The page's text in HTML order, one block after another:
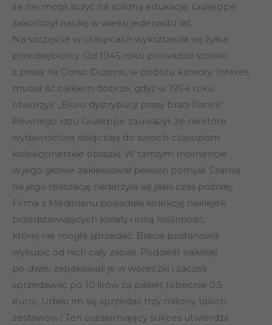
że nie mogli liczyć na solidną edukację. Giuseppe
zakończył naukę w wieku jedenastu lat.
Na szczęście w chłopcach wykształciła się żyłka
przedsiębiorcy. Od 1945 roku prowadzili stoisko
z prasą na Corso Duomo, w pobliżu katedry. Interes
musiał iść całkiem dobrze, gdyż w 1954 roku
otworzyli: „Biuro dystrybucji prasy braci Panini”.
Pewnego razu Giuseppe zauważył, że niektóre
wydawnictwa dołączają do swoich czasopism
kolekcjonerskie obrazki. W tamtym momencie
w jego głowie zakiełkował pewien pomysł. Szansa
na jego realizację nadarzyła się jakiś czas później.
Firma z Mediolanu posiadała kolekcję naklejek
przedstawiających kwiaty i inną roślinność,
której nie mogła sprzedać. Bracia postanowili
wykupić od nich cały zapas. Podzielili naklejki
po dwie, zapakowali je w woreczki i zaczęli
sprzedawać po 10 lirów za pakiet (obecnie 0,5
euro). Udało im się sprzedać trzy miliony takich
zestawów ! Ten oszałamiający sukces utwierdził